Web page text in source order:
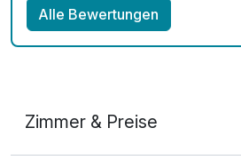
Mit HotelbarAlle Bewertungen
Zimmer & Preise